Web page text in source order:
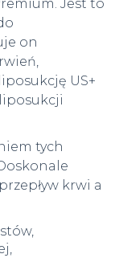
Jest to
on
US+
tych
krwi a